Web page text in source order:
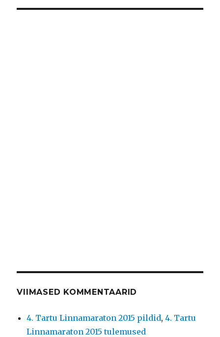
VIIMASED KOMMENTAARID
4. Tartu Linnamaraton 2015 pildid,4. Tartu
Linnamaraton 2015 tulemused